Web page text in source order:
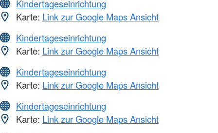
Kindertageseinrichtung
Karte: Link zur Google Maps Ansicht
Kindertageseinrichtung
Karte: Link zur Google Maps Ansicht
Kindertageseinrichtung
Karte: Link zur Google Maps Ansicht
Kindertageseinrichtung
Karte: Link zur Google Maps Ansicht